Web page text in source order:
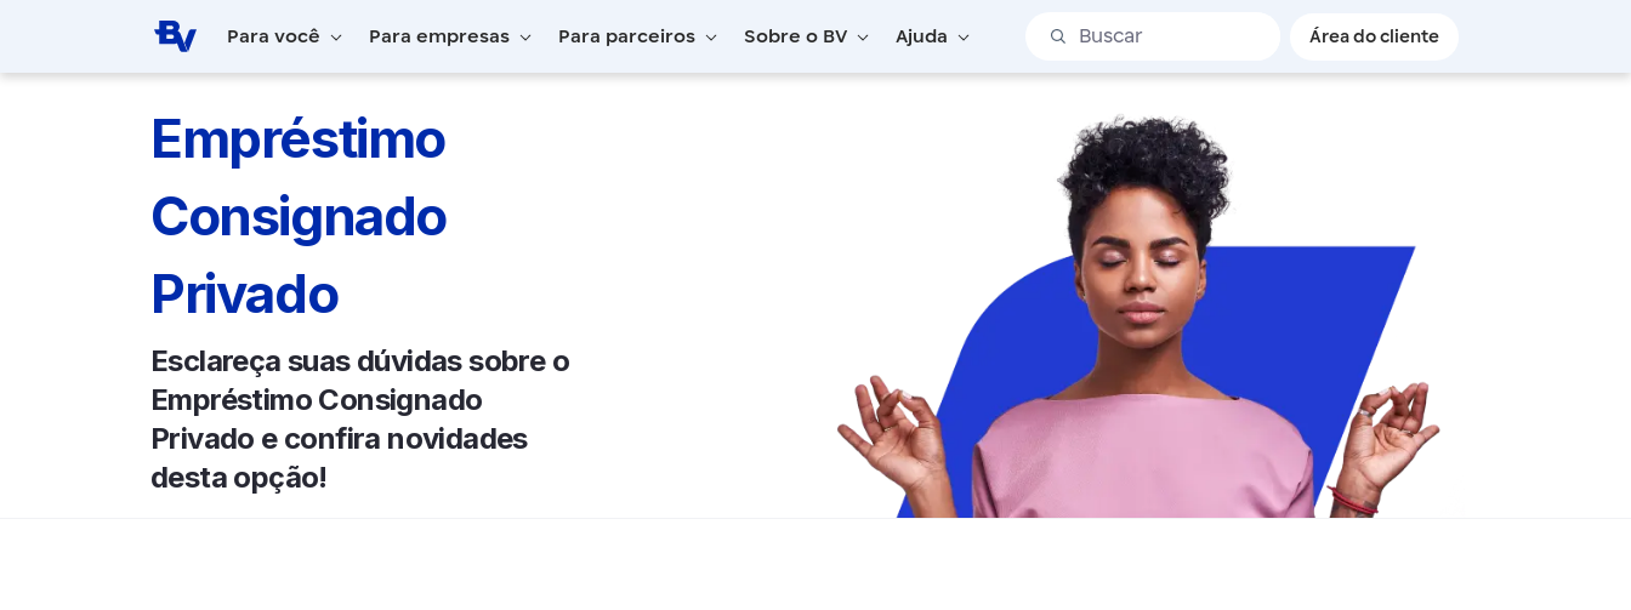
Pular para o Conteúdo principal
Para você Para empresas Para parceiros Sobre o BV Ajuda
Barra de busca
Área do cliente
Empréstimo
Consignado
Privado
Esclareça suas dúvidas sobre o
Empréstimo Consignado
Privado e confira novidades
desta opção!